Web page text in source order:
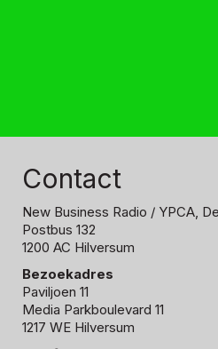
Contact
New Business Radio / YPCA,
Postbus 132
1200 AC Hilversum
Bezoekadres
Paviljoen 11
Media Parkboulevard 11
1217 WE Hilversum